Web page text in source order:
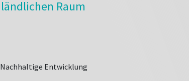
ländlichen Raum
Nachhaltige Entwicklung